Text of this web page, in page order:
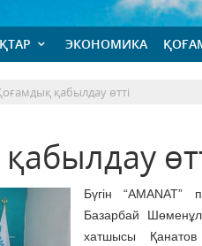
ЭКОНОМИКА
қабылдау өтті
Бүгін
Базарбай
хатшысы Қанатов